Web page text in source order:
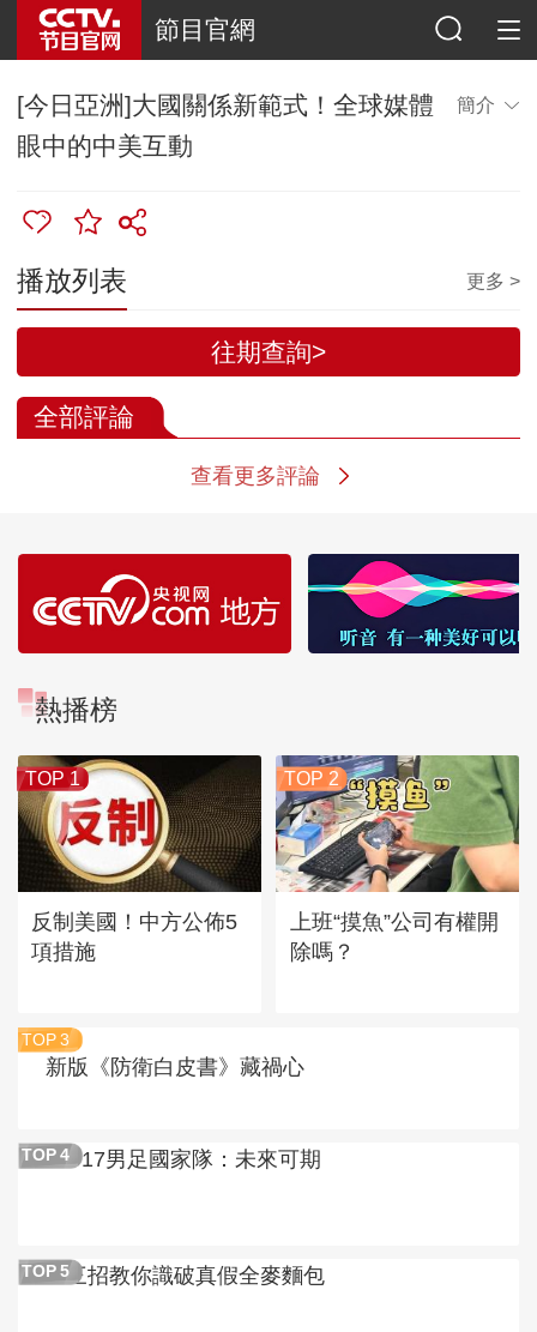
節目官網
[今日亞洲]大國關係新範式！全球媒體
眼中的中美互動
簡介
播放列表 更多 >
往期查詢>
全部評論
查看更多評論
熱播榜
TOP 1
反制美國！中方公佈5
項措施
TOP 2
上班“摸魚”公司有權開
除嗎？
TOP 3
新版《防衛白皮書》藏禍心
TOP 4U17男足國家隊：未來可期
TOP 5三招教你識破真假全麥麵包